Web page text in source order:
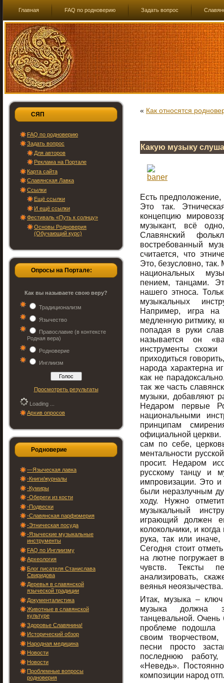
Главная FAQ по родноверию Задать вопрос
СЯП
FAQ по родноверию
Задать вопрос
Для авторов
Реклама на Портале
Карта сайта
Славянская Лавка
Ссылки
Ещё ссылки
И ещё ссылки
Фестиваль «Путь к солнцу»
Основы Родноверия
(Обучающий курс)
Опросы на Портале:
Как вы называете свою веру?
Традиционализм
Язычество
Православие (в контексте
Родная вера)
Родноверие
Инглиизм
Просмотреть результаты
Loading ...
Архив опросов
Родноверие
—Языческая лавка
-Книги/журналы
-Кумиры
-Обереги из кости
-Подвески
-Славянская парфюмерия
-Этническая посуда
-Языческие музыкальные
инструменты
FAQ по Инглиизму
Археология
Блог писателя Станислава
Свиридова
Деревья в славянской
языческой традиции
Документалистика
Животные в славянской
культуре
Здоровье Славянина!
Исторический обзор
Народная медицина
Новости
Новости
Проблемные вопросы
родноверия
« Как относятся
Какую музыку
Есть
Это так.
концепцию
музыкант, всё
Славянский
востребованный
считается, что
Это, безусловно, так.
национальных
пением, танцами.
нашего этноса.
музыкальных
Например, игра на
медленную ритмику,
попадая в руки
называется он
инструменты схожи
приходиться
народа характерна
как не
так же часть
музыки, добавляют
Недаром первые
национальными
принципам
официальной церкви.
сам по себе,
ментальности
просит. Недаром
русскому танцу и
импровизации. Это
были неразлучным
ходу. Нужно
музыкальный
играющий должен
колокольчики, и
рука, так или иначе,
Сегодня стоит
на лютне погружает
чувств. Тексты
анализировать,
веянья неоязычества.
Итак, музыка –
музыка должна
танцевальной. Очень
проблеме подошла
своим
песни просто
последнюю
«Неведь».
композиции народ